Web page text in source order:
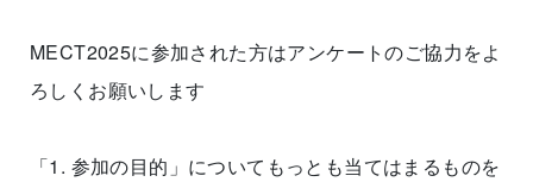
MECT2025に参加された方はアンケートのご協力をよ
ろしくお願いします
「1. 参加の目的」についてもっとも当てはまるものを